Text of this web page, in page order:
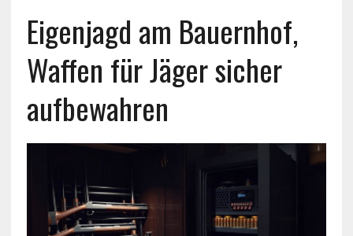
Eigenjagd am Bauernhof,
Waffen für Jäger sicher
aufbewahren